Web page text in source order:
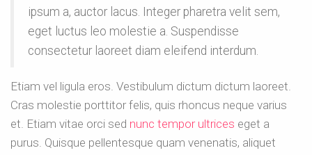
ipsum a, auctor lacus. Integer pharetra velit sem,
eget luctus leo molestie a. Suspendisse
consectetur laoreet diam eleifend interdum.
Etiam vel ligula eros. Vestibulum dictum dictum laoreet.
Cras molestie porttitor felis, quis rhoncus neque varius
et. Etiam vitae orci sed nunc tempor ultrices eget a
purus. Quisque pellentesque quam venenatis, aliquet